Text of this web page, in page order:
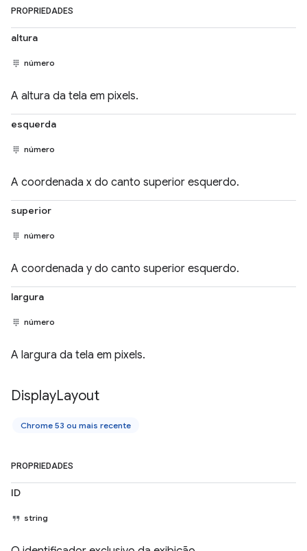
PROPRIEDADES
altura
número
A altura da tela em pixels.
esquerda
número
A coordenada x do canto superior esquerdo.
superior
número
A coordenada y do canto superior esquerdo.
largura
número
A largura da tela em pixels.
DisplayLayout
Chrome 53 ou mais recente
PROPRIEDADES
ID
string